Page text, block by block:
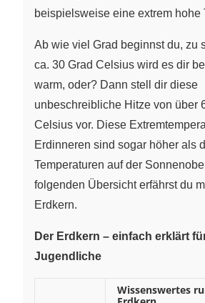
beispielsweise eine extrem hohe
Ab wie viel Grad beginnst du, zu
ca. 30 Grad Celsius wird es dir
warm, oder? Dann stell dir diese
unbeschreibliche Hitze von über
Celsius vor. Diese
Erdinneren sind sogar höher als
Temperaturen auf der
folgenden Übersicht erfährst du
Erdkern.
Der Erdkern – einfach erklärt
Jugendliche
Wissenswertes